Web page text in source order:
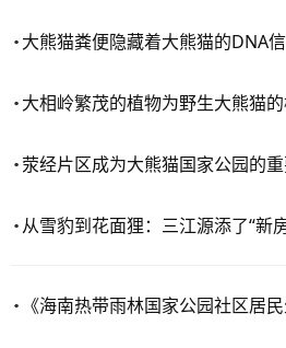
大熊猫粪便隐藏着大熊猫的DNA
荥经片区成为大熊猫国家公园的
从雪豹到花面狸：三江源添了“新